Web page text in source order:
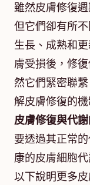
雖然皮膚修復
但它們卻有所
生長、成熟和
膚受損後，修
然它們緊密聯
解皮膚修復的機
皮膚修復與代謝
要透過其正常
康的皮膚細胞
以下說明更多